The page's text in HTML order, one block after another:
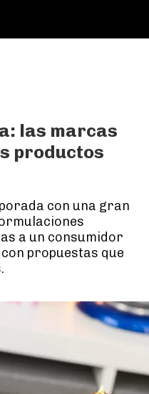
las marcas
productos
con una gran
a un consumidor
propuestas que